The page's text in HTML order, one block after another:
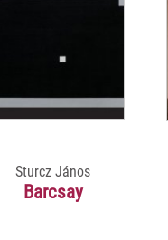
Sturcz János
Barcsay